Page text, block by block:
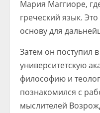
Мария Маггиоре,
греческий язык.
основу для
Затем он поступил
университетскую
философию и
познакомился с
мыслителей